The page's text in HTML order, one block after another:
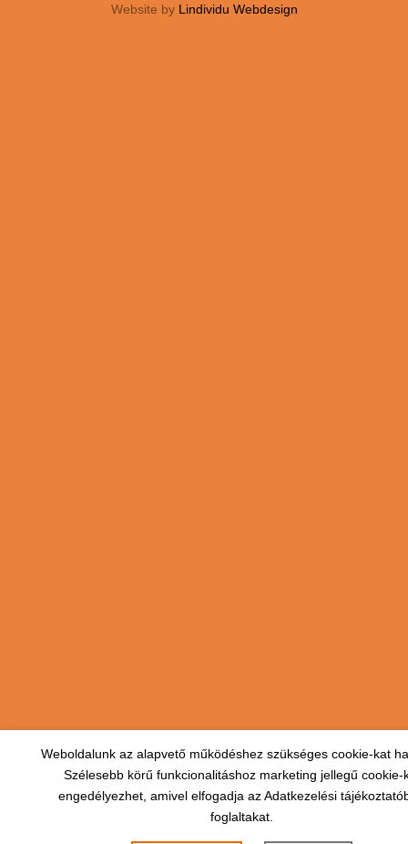
Website by Lindividu Webdesign
Weboldalunk az alapvető működéshez szükséges cookie-kat
Szélesebb körű funkcionalitáshoz marketing jellegű cookie-
engedélyezhet, amivel elfogadja az Adatkezelési
foglaltakat.